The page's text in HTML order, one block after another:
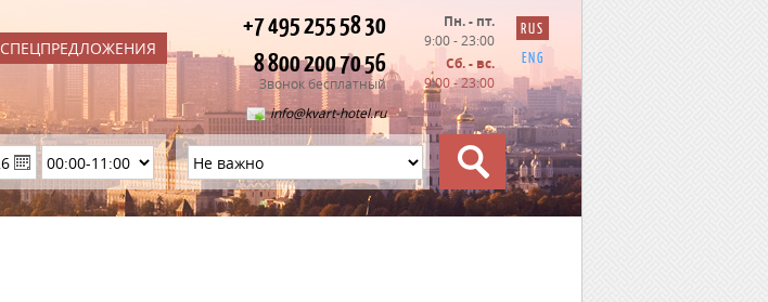
СПЕЦПРЕДЛОЖЕНИЯ
+7 495 255 58 30
8 800 200 70 56
Звонок бесплатный
info@kvart-hotel.ru
Пн. - пт.
9:00 - 23:00
Сб. - вс.
9:00 - 23:00
RUS
ENG